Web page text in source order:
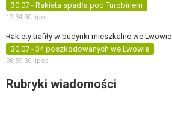
30.07 - Rakieta spadła pod Turobinem
12:34,30 lipca
Rakiety trafiły w budynki mieszkalne we Lwowie
30.07 - 34 poszkodowanych we Lwowie
08:59,30 lipca
Rubryki wiadomości